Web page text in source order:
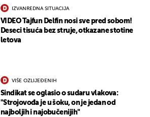
IZVANREDNA SITUACIJA
VIDEO Tajfun Delfin nosi sve pred sobom!
Deseci tisuća bez struje, otkazane stotine
letova
VIŠE OZLIJEĐENIH
Sindikat se oglasio o sudaru vlakova:
"Strojovođa je u šoku, on je jedan od
najboljih i najobučenijih"